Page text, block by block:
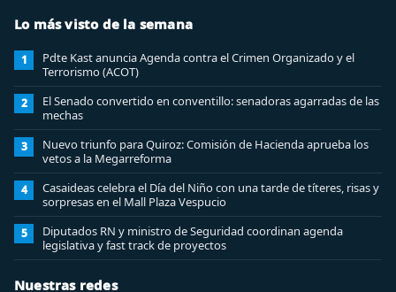
Lo más visto de la semana
1
Pdte Kast anuncia Agenda contra el Crimen Organizado y el
Terrorismo (ACOT)
2
El Senado convertido en conventillo: senadoras agarradas de las
mechas
3
Nuevo triunfo para Quiroz: Comisión de Hacienda aprueba los
vetos a la Megarreforma
4
Casaideas celebra el Día del Niño con una tarde de títeres, risas y
sorpresas en el Mall Plaza Vespucio
5
Diputados RN y ministro de Seguridad coordinan agenda
legislativa y fast track de proyectos
Nuestras redes